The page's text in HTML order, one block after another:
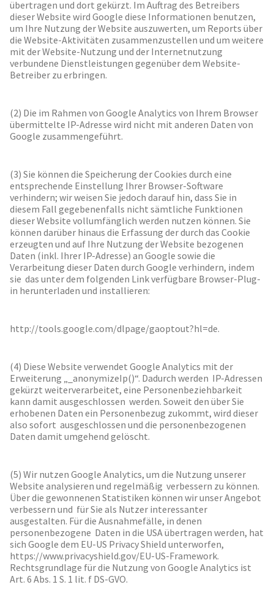
übertragen und dort gekürzt. Im Auftrag des Betreibers
dieser Website wird Google diese Informationen benutzen,
um Ihre Nutzung der Website auszuwerten, um Reports über
die Website-Aktivitäten zusammenzustellen und um weitere
mit der Website-Nutzung und der Internetnutzung
verbundene Dienstleistungen gegenüber dem Website-
Betreiber zu erbringen.
(2) Die im Rahmen von Google Analytics von Ihrem Browser
übermittelte IP-Adresse wird nicht mit anderen Daten von
Google zusammengeführt.
(3) Sie können die Speicherung der Cookies durch eine
entsprechende Einstellung Ihrer Browser-Software
verhindern; wir weisen Sie jedoch darauf hin, dass Sie in
diesem Fall gegebenenfalls nicht sämtliche Funktionen
dieser Website vollumfänglich werden nutzen können. Sie
können darüber hinaus die Erfassung der durch das Cookie
erzeugten und auf Ihre Nutzung der Website bezogenen
Daten (inkl. Ihrer IP-Adresse) an Google sowie die
Verarbeitung dieser Daten durch Google verhindern, indem
sie das unter dem folgenden Link verfügbare Browser-Plug-
in herunterladen und installieren:
http://tools.google.com/dlpage/gaoptout?hl=de.
(4) Diese Website verwendet Google Analytics mit der
Erweiterung „_anonymizeIp()“. Dadurch werden IP-Adressen
gekürzt weiterverarbeitet, eine Personenbeziehbarkeit
kann damit ausgeschlossen werden. Soweit den über Sie
erhobenen Daten ein Personenbezug zukommt, wird dieser
also sofort ausgeschlossen und die personenbezogenen
Daten damit umgehend gelöscht.
(5) Wir nutzen Google Analytics, um die Nutzung unserer
Website analysieren und regelmäßig verbessern zu können.
Über die gewonnenen Statistiken können wir unser Angebot
verbessern und für Sie als Nutzer interessanter
ausgestalten. Für die Ausnahmefälle, in denen
personenbezogene Daten in die USA übertragen werden, hat
sich Google dem EU-US Privacy Shield unterworfen,
https://www.privacyshield.gov/EU-US-Framework.
Rechtsgrundlage für die Nutzung von Google Analytics ist
Art. 6 Abs. 1 S. 1 lit. f DS-GVO.